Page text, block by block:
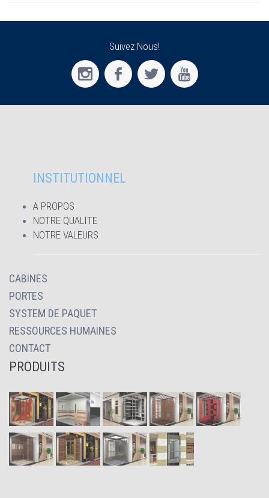
Suivez Nous!
INSTITUTIONNEL
A PROPOS
NOTRE QUALITE
NOTRE VALEURS
CABINES
PORTES
SYSTEM DE PAQUET
RESSOURCES HUMAINES
CONTACT
PRODUITS